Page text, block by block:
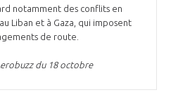
notamment des conflits en
Liban et à Gaza, qui imposent
de route.
du 18 octobre
...